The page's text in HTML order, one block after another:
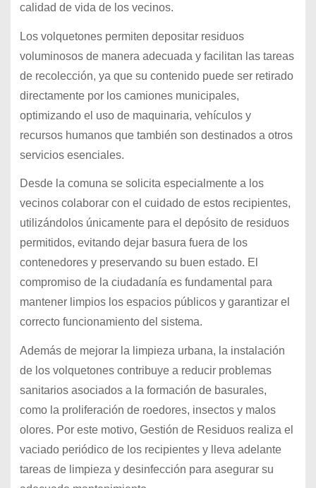
calidad de vida de los vecinos.
Los volquetones permiten depositar residuos
voluminosos de manera adecuada y facilitan las tareas
de recolección, ya que su contenido puede ser retirado
directamente por los camiones municipales,
optimizando el uso de maquinaria, vehículos y
recursos humanos que también son destinados a otros
servicios esenciales.
Desde la comuna se solicita especialmente a los
vecinos colaborar con el cuidado de estos recipientes,
utilizándolos únicamente para el depósito de residuos
permitidos, evitando dejar basura fuera de los
contenedores y preservando su buen estado. El
compromiso de la ciudadanía es fundamental para
mantener limpios los espacios públicos y garantizar el
correcto funcionamiento del sistema.
Además de mejorar la limpieza urbana, la instalación
de los volquetones contribuye a reducir problemas
sanitarios asociados a la formación de basurales,
como la proliferación de roedores, insectos y malos
olores. Por este motivo, Gestión de Residuos realiza el
vaciado periódico de los recipientes y lleva adelante
tareas de limpieza y desinfección para asegurar su